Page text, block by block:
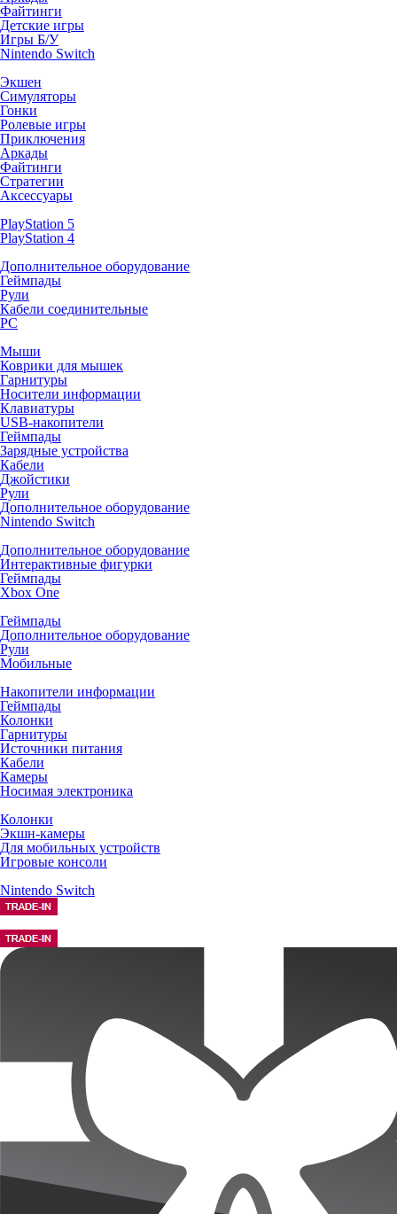
Файтинги
Детские игры
Игры Б/У
Nintendo Switch
Экшен
Симуляторы
Гонки
Ролевые игры
Приключения
Аркады
Файтинги
Стратегии
Аксессуары
PlayStation 5
PlayStation 4
Дополнительное оборудование
Геймпады
Рули
Кабели соединительные
PC
Мыши
Коврики для мышек
Гарнитуры
Носители информации
Клавиатуры
USB-накопители
Геймпады
Зарядные устройства
Кабели
Джойстики
Рули
Дополнительное оборудование
Nintendo Switch
Дополнительное оборудование
Интерактивные фигурки
Геймпады
Xbox One
Геймпады
Дополнительное оборудование
Рули
Мобильные
Накопители информации
Геймпады
Колонки
Гарнитуры
Источники питания
Кабели
Камеры
Носимая электроника
Колонки
Экшн-камеры
Для мобильных устройств
Игровые консоли
Nintendo Switch